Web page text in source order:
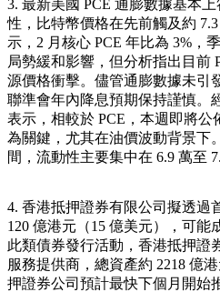
3. 最新美國 PCE 通膨數據基本
性，比特幣價格在先前觸及約
示，2 月核心 PCE 年比為 3%，
局勢緩和影響，但分析指出目前
源價格衝擊。儘管通膨數據未引
聯準會年內降息預期保持謹慎。
表示，相較於 PCE，本週即將公
為關鍵，尤其在油價波動背景下
間，流動性主要集中在 6.9 萬至
4. 香港抵押證券有限公司擬透過
120 億港元（15 億美元），可
此類債券發行活動，香港抵押證
服務提供商，總資產約 2218 億
押證券公司預計最快下個月開始